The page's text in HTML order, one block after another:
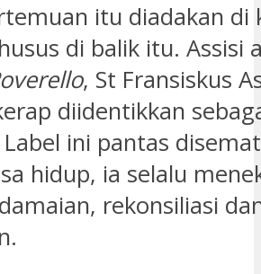
itu diadakan di
di balik itu. Assisi
, St Fransiskus
diidentikkan
ini pantas
hidup, ia selalu
rekonsiliasi